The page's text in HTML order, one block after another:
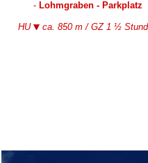
- Lohmgraben - Parkplatz
HU ca. 850 m / GZ 1 ½